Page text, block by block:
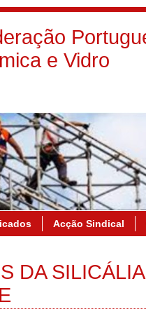
e Vidro
Acção Sindical
DA SILICÁLIA